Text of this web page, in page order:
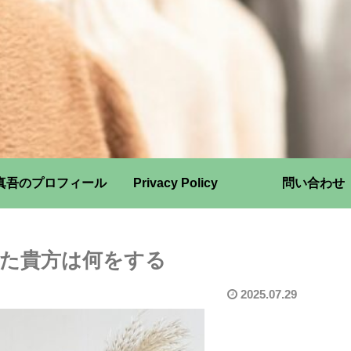
吾のプロフィール Privacy Policy 問い合わせ
貴方は何をする
2025.07.29